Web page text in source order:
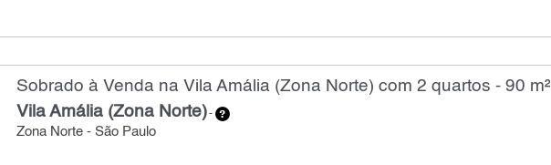
Sobrado à Venda na Vila Amália (Zona Norte) com 2 quartos - 90 m²
Vila Amália (Zona Norte)-
Zona Norte - São Paulo